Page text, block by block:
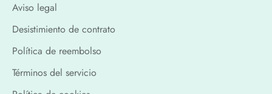
Aviso legal
Desistimiento de contrato
Política de reembolso
Términos del servicio